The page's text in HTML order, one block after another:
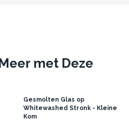
met Deze
Gesmolten Glas op
Whitewashed Stronk - Kleine
Kom